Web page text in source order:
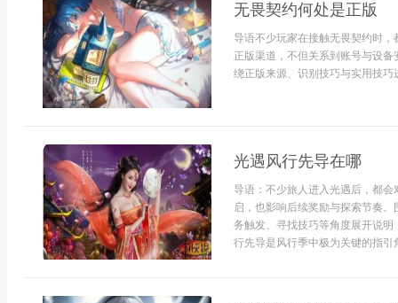
无畏契约何处是正版
导语不少玩家在接触无畏契约时
正版渠道，不但关系到账号与设
绕正版来源、识别技巧与实用技
光遇风行先导在哪
导语：不少旅人进入光遇后，都
启，也影响后续奖励与探索节奏
务触发、寻找技巧等角度展开说
行先导是风行季中极为关键的指